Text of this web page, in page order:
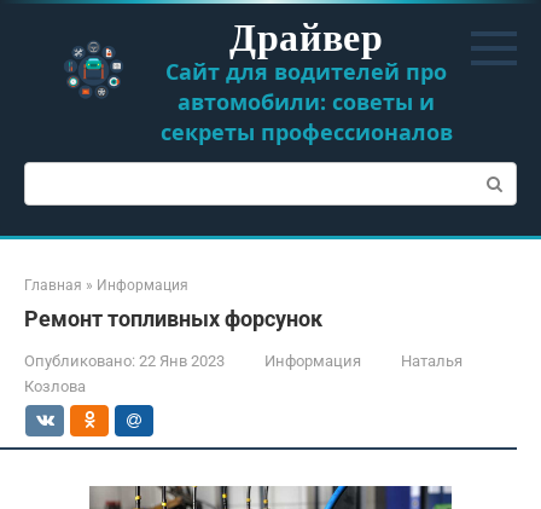
Перейти
контенту
Драйвер
Сайт для водителей про
автомобили: советы и
секреты профессионалов
Поиск:
Главная » Информация
Ремонт топливных форсунок
Опубликовано: 22 Янв 2023 Информация
Наталья
Козлова